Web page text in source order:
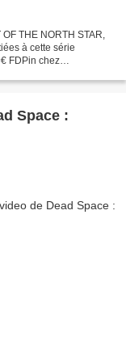
THE NORTH STAR,
à cette série
FDPin chez
Space :